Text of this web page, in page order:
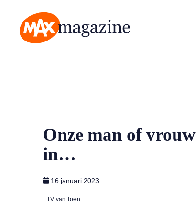
Onze man of vrouw
in…
16 januari 2023
TV van Toen